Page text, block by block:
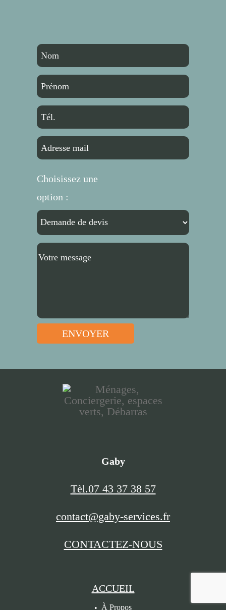
Choisissez une
option :
ENVOYER
Gaby
Tèl.07 43 37 38 57
contact@gaby-services.fr
CONTACTEZ-NOUS
ACCUEIL
À Propos